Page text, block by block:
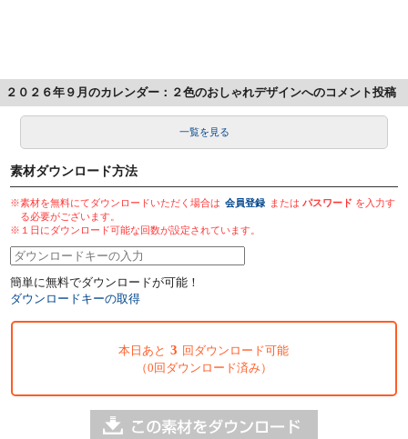
２０２６年９月のカレンダー：２色のおしゃれデザインへのコメント投稿
一覧を見る
素材ダウンロード方法
※素材を無料にてダウンロードいただく場合は 会員登録 またはパスワード を入力す
る必要がございます。
※１日にダウンロード可能な回数が設定されています。
簡単に無料でダウンロードが可能！
ダウンロードキーの取得
本日あと 3 回ダウンロード可能
（0回ダウンロード済み）